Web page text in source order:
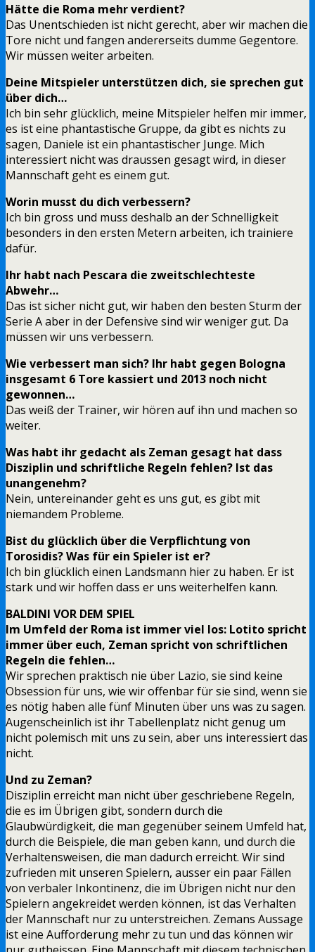
Hätte die Roma mehr verdient?
Das Unentschieden ist nicht gerecht, aber wir machen die
Tore nicht und fangen andererseits dumme Gegentore.
Wir müssen weiter arbeiten.
Deine Mitspieler unterstützen dich, sie sprechen gut
über dich…
Ich bin sehr glücklich, meine Mitspieler helfen mir immer,
es ist eine phantastische Gruppe, da gibt es nichts zu
sagen, Daniele ist ein phantastischer Junge. Mich
interessiert nicht was draussen gesagt wird, in dieser
Mannschaft geht es einem gut.
Worin musst du dich verbessern?
Ich bin gross und muss deshalb an der Schnelligkeit
besonders in den ersten Metern arbeiten, ich trainiere
dafür.
Ihr habt nach Pescara die zweitschlechteste
Abwehr…
Das ist sicher nicht gut, wir haben den besten Sturm der
Serie A aber in der Defensive sind wir weniger gut. Da
müssen wir uns verbessern.
Wie verbessert man sich? Ihr habt gegen Bologna
insgesamt 6 Tore kassiert und 2013 noch nicht
gewonnen…
Das weiß der Trainer, wir hören auf ihn und machen so
weiter.
Was habt ihr gedacht als Zeman gesagt hat dass
Disziplin und schriftliche Regeln fehlen? Ist das
unangenehm?
Nein, untereinander geht es uns gut, es gibt mit
niemandem Probleme.
Bist du glücklich über die Verpflichtung von
Torosidis? Was für ein Spieler ist er?
Ich bin glücklich einen Landsmann hier zu haben. Er ist
stark und wir hoffen dass er uns weiterhelfen kann.
BALDINI VOR DEM SPIEL
Im Umfeld der Roma ist immer viel los: Lotito spricht
immer über euch, Zeman spricht von schriftlichen
Regeln die fehlen…
Wir sprechen praktisch nie über Lazio, sie sind keine
Obsession für uns, wie wir offenbar für sie sind, wenn sie
es nötig haben alle fünf Minuten über uns was zu sagen.
Augenscheinlich ist ihr Tabellenplatz nicht genug um
nicht polemisch mit uns zu sein, aber uns interessiert das
nicht.
Und zu Zeman?
Disziplin erreicht man nicht über geschriebene Regeln,
die es im Übrigen gibt, sondern durch die
Glaubwürdigkeit, die man gegenüber seinem Umfeld hat,
durch die Beispiele, die man geben kann, und durch die
Verhaltensweisen, die man dadurch erreicht. Wir sind
zufrieden mit unseren Spielern, ausser ein paar Fällen
von verbaler Inkontinenz, die im Übrigen nicht nur den
Spielern angekreidet werden können, ist das Verhalten
der Mannschaft nur zu unterstreichen. Zemans Aussage
ist eine Aufforderung mehr zu tun und das können wir